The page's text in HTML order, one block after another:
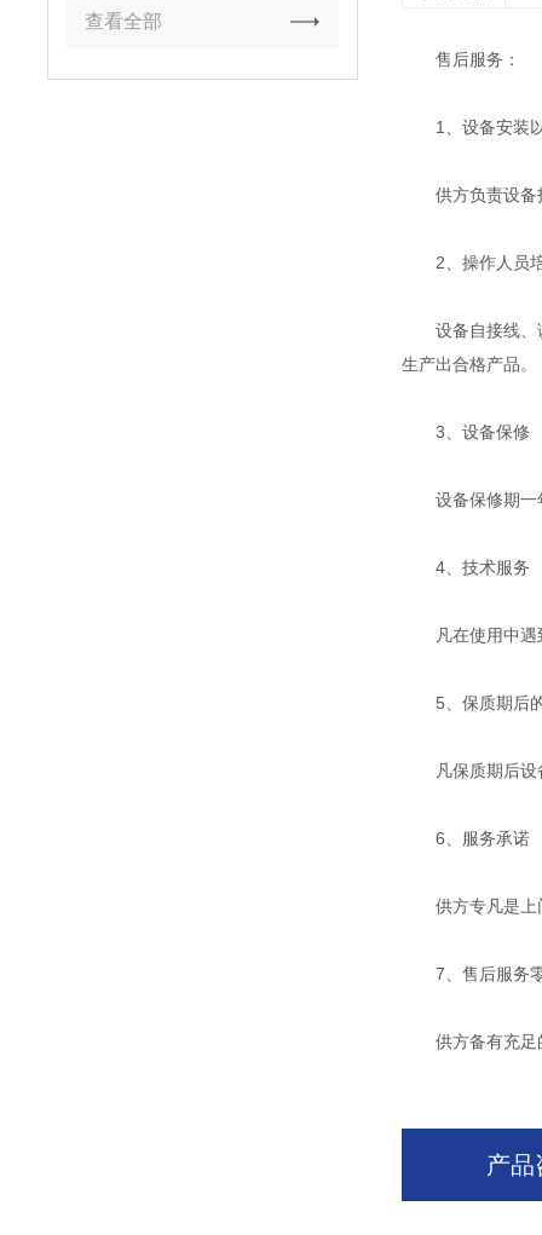
查看全部
售后服务：
1、设备安装以
供方负责设备指
2、操作人员
设备自接线、调
生产出合格产品。
3、设备保修
设备保修期一年
4、技术服务
凡在使用中遇
5、保质期后
凡保质期后设备
6、服务承诺
供方专凡是上
7、售后服务零
供方备有充足
产品